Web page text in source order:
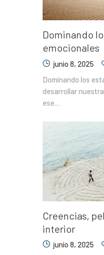
Dominando
emocionales
junio 8, 2025
Dominando los
desarrollar
ese…
Creencias,
interior
junio 8, 2025